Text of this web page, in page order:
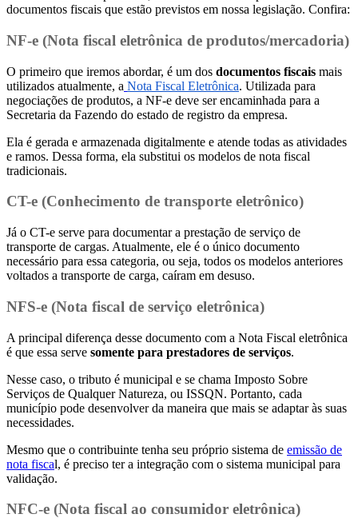
documentos fiscais que estão previstos em nossa legislação. Confira:
NF-e (Nota fiscal eletrônica de produtos/mercadoria)
O primeiro que iremos abordar, é um dos documentos fiscais mais
utilizados atualmente, a Nota Fiscal Eletrônica. Utilizada para
negociações de produtos, a NF-e deve ser encaminhada para a
Secretaria da Fazendo do estado de registro da empresa.
Ela é gerada e armazenada digitalmente e atende todas as atividades
e ramos. Dessa forma, ela substitui os modelos de nota fiscal
tradicionais.
CT-e (Conhecimento de transporte eletrônico)
Já o CT-e serve para documentar a prestação de serviço de
transporte de cargas. Atualmente, ele é o único documento
necessário para essa categoria, ou seja, todos os modelos anteriores
voltados a transporte de carga, caíram em desuso.
NFS-e (Nota fiscal de serviço eletrônica)
A principal diferença desse documento com a Nota Fiscal eletrônica
é que essa serve somente para prestadores de serviços.
Nesse caso, o tributo é municipal e se chama Imposto Sobre
Serviços de Qualquer Natureza, ou ISSQN. Portanto, cada
município pode desenvolver da maneira que mais se adaptar às suas
necessidades.
Mesmo que o contribuinte tenha seu próprio sistema de emissão de
nota fiscal, é preciso ter a integração com o sistema municipal para
validação.
NFC-e (Nota fiscal ao consumidor eletrônica)